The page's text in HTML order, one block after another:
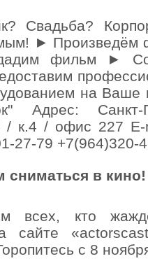
Свадьба?
► Произведём
фильм ►
на Ваше
Адрес: Санкт-
/ к.4 / офис 227
27-79 +7(964)320-
сниматься в кино!
всех, кто
сайте
с 8